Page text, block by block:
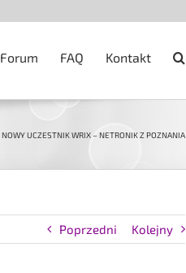
Forum FAQ Kontakt
NOWY UCZESTNIK WRIX – NETRONIK Z POZNANIA
Poprzedni Kolejny